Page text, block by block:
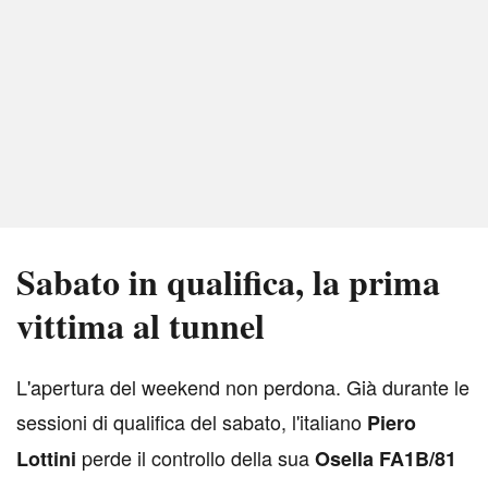
Sabato in qualifica, la prima
vittima al tunnel
L'apertura del weekend non perdona. Già durante le
sessioni di qualifica del sabato, l'italiano Piero
Lottini perde il controllo della suaOsella FA1B/81